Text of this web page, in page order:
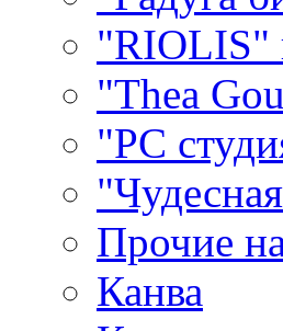
"RIOLIS"
"Thea
"РС
Прочие
Канва